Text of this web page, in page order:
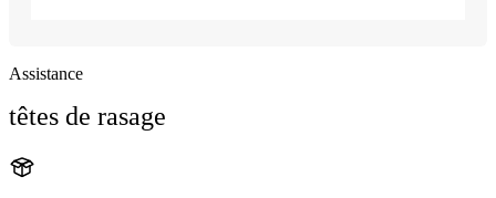
Assistance
têtes de rasage